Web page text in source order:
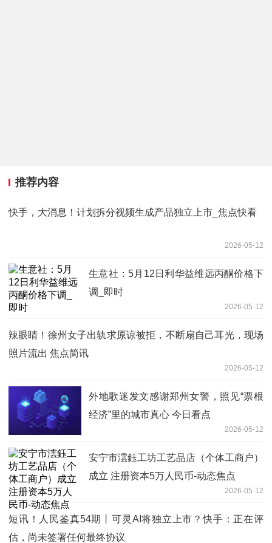
推荐内容
快手，大消息！计划拆分视频生成产品独立上市_焦点快看
2026-05-12
生意社：5月12日利华益维远丙酮价格下
调_即时
2026-05-12
辣眼睛！徐州女子出轨求原谅被拒，不断扇自己耳光，现场
照片流出 焦点简讯
2026-05-12
外地歌迷发文感谢郑州女警，照见“票根
经济”里的城市真心 今日看点
2026-05-12
安宁市澐鈺工坊工艺品店（个体工商户）
成立 注册资本5万人民币-动态焦点
2026-05-12
短讯！人民鉴真54期丨可灵AI将独立上市？快手：正在评
估，尚未签署任何最终协议